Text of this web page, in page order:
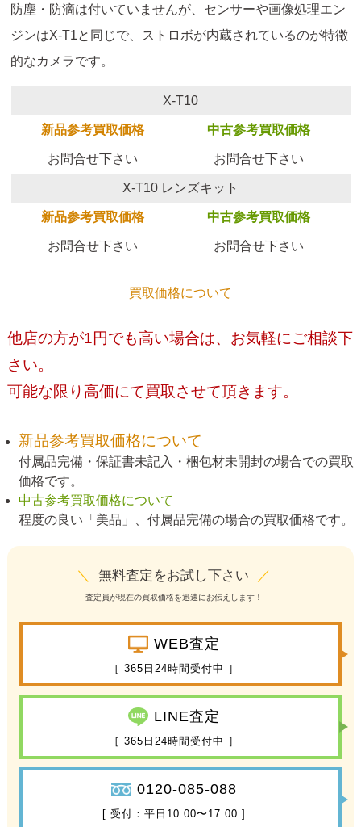
防塵・防滴は付いていませんが、センサーや画像処理エン
ジンはX-T1と同じで、ストロボが内蔵されているのが特徴
的なカメラです。
X-T10
新品参考買取価格 中古参考買取価格
お問合せ下さい お問合せ下さい
X-T10 レンズキット
新品参考買取価格 中古参考買取価格
お問合せ下さい お問合せ下さい
買取価格について
他店の方が1円でも高い場合は、お気軽にご相談下
さい。
可能な限り高価にて買取させて頂きます。
新品参考買取価格について
付属品完備・保証書未記入・梱包材未開封の場合での買取
価格です。
中古参考買取価格について
程度の良い「美品」、付属品完備の場合の買取価格です。
＼ 無料査定をお試し下さい ／
査定員が現在の買取価格を迅速にお伝えします！
WEB査定
［ 365日24時間受付中 ］
LINE査定
［ 365日24時間受付中 ］
0120-085-088
[ 受付：平日10:00〜17:00 ]